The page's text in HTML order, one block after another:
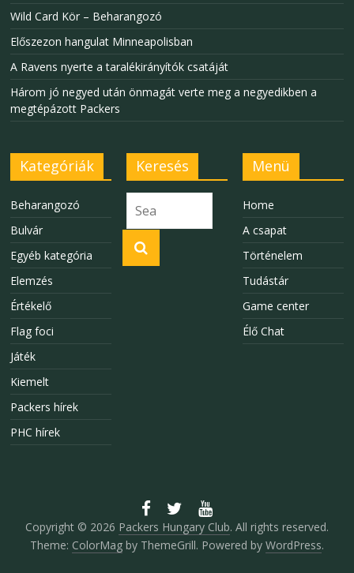
Wild Card Kör – Beharangozó
Előszezon hangulat Minneapolisban
A Ravens nyerte a taralékirányítók csatáját
Három jó negyed után önmagát verte meg a negyedikben a
megtépázott Packers
Kategóriák
Beharangozó
Bulvár
Egyéb kategória
Elemzés
Értékelő
Flag foci
Játék
Kiemelt
Packers hírek
PHC hírek
Keresés Menü
Home
A csapat
Történelem
Tudástár
Game center
Élő Chat
Copyright © 2026 Packers Hungary Club. All rights reserved.
Theme: ColorMagby ThemeGrill. Powered by WordPress.